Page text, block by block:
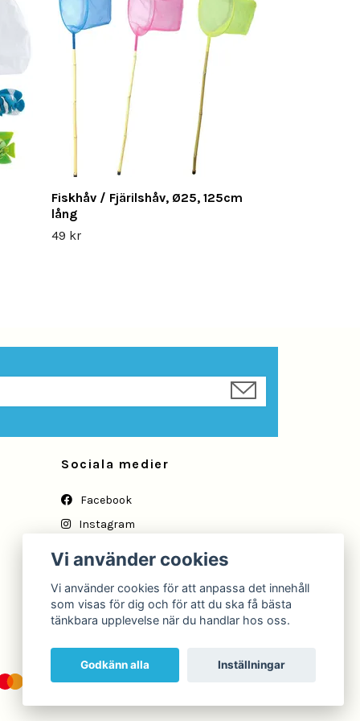
Fiskhåv / Fjärilshåv, Ø25, 125cm
lång
49 kr
Sociala medier
Facebook
Instagram
Vi använder cookies
Vi använder cookies för att anpassa det innehåll
som visas för dig och för att du ska få bästa
tänkbara upplevelse när du handlar hos oss.
Godkänn alla Inställningar